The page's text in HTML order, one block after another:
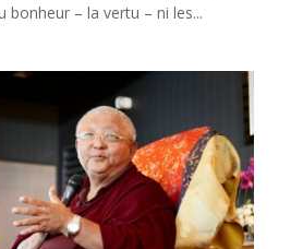
bonheur – la vertu – ni les...